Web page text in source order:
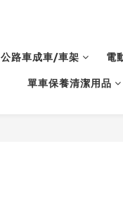
公路車成車/車架 電
單車保養清潔用品